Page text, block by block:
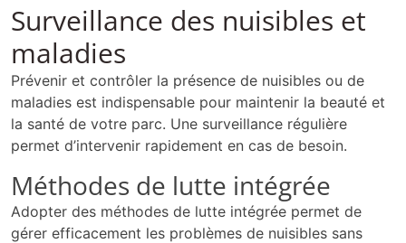
Surveillance des nuisibles et
maladies
Prévenir et contrôler la présence de nuisibles ou de
maladies est indispensable pour maintenir la beauté et
la santé de votre parc. Une surveillance régulière
permet d’intervenir rapidement en cas de besoin.
Méthodes de lutte intégrée
Adopter des méthodes de lutte intégrée permet de
gérer efficacement les problèmes de nuisibles sans